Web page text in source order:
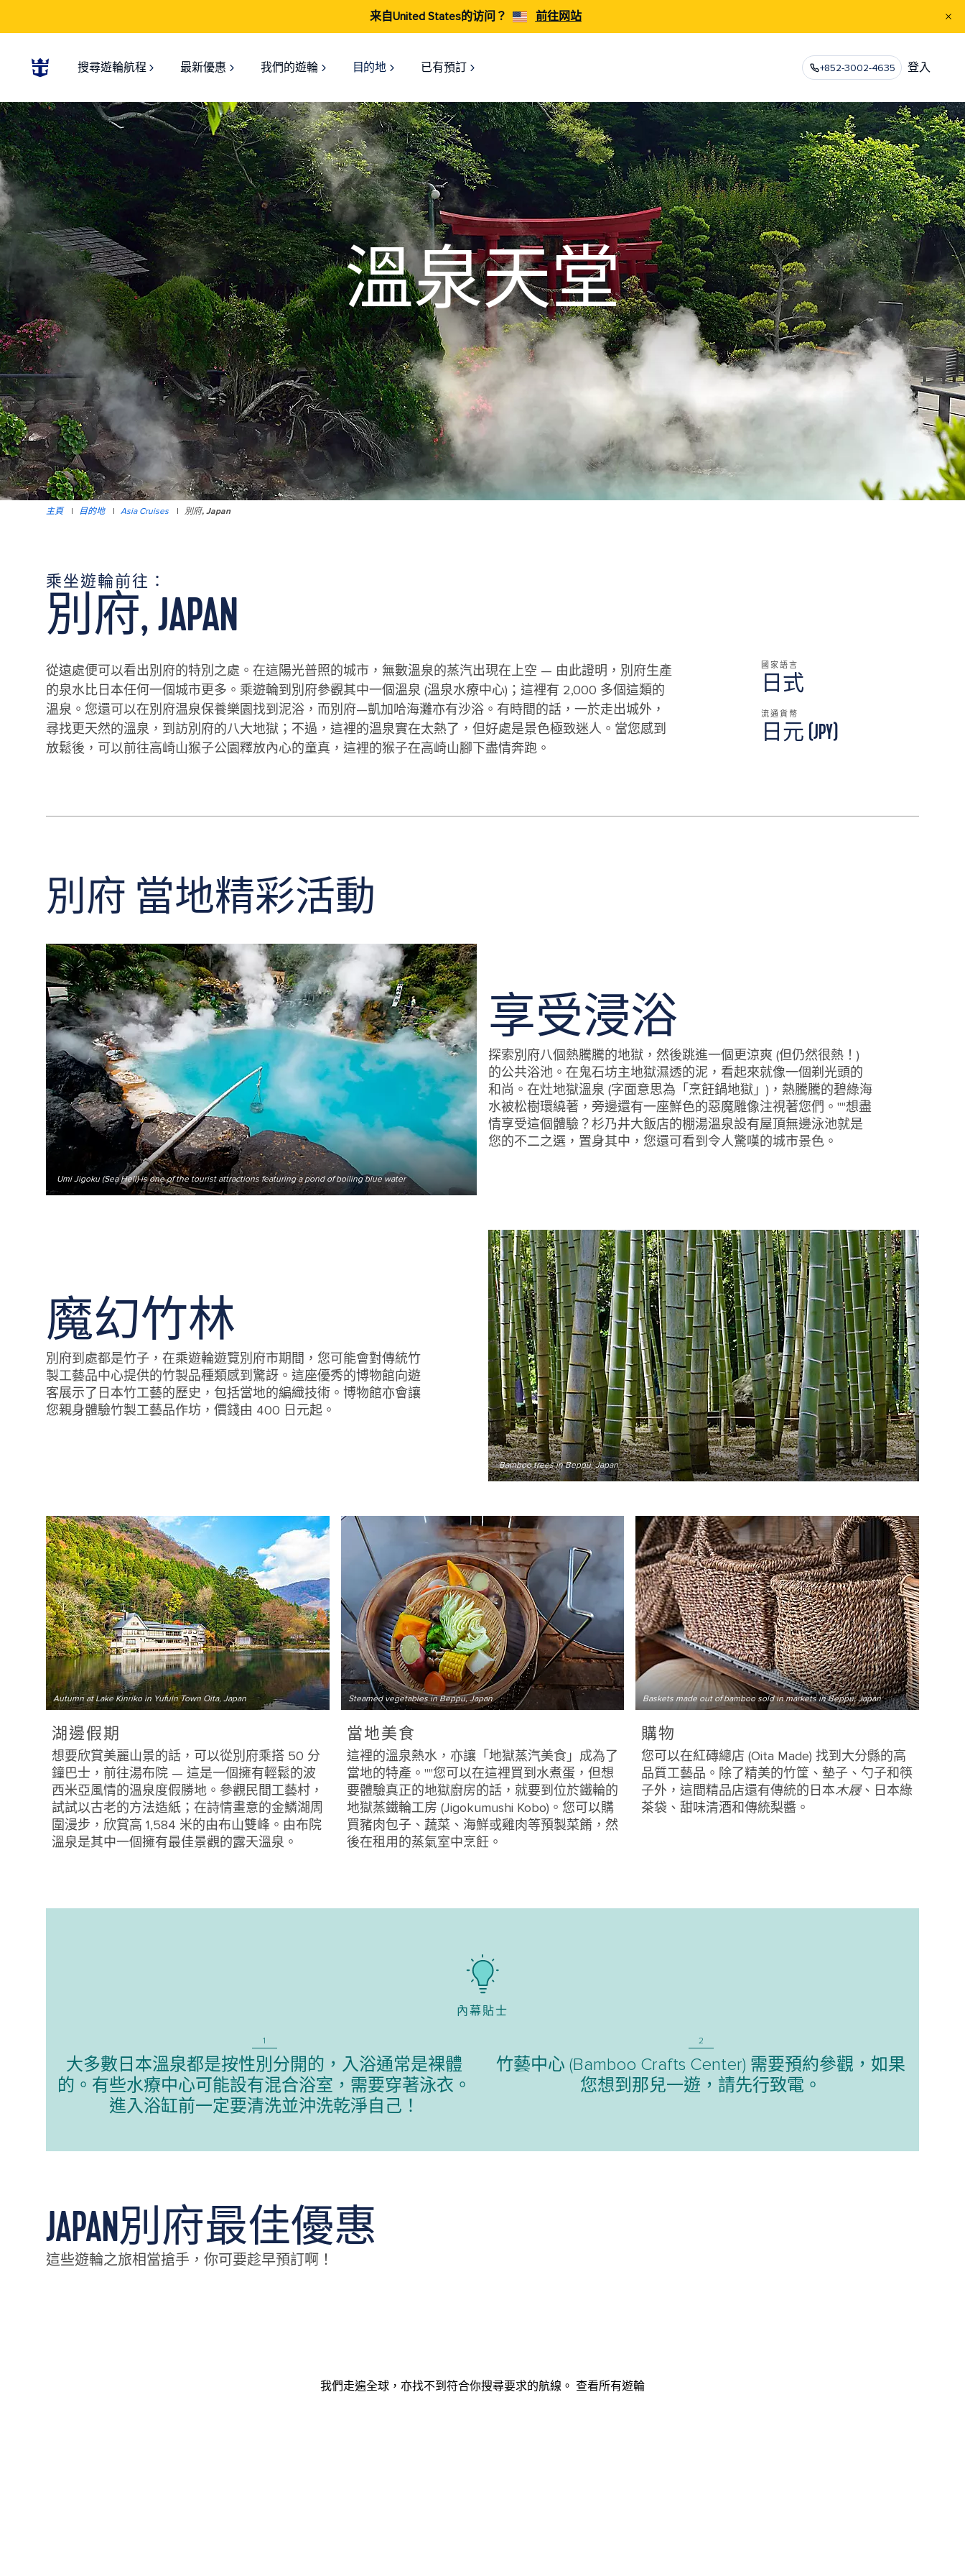
来自United States的访问？ 前往网站
搜尋遊輪航程 最新優惠 我們的遊輪 目的地 已有預訂 +852-3002-4635 登入
溫泉天堂
主頁 | 目的地 | Asia Cruises | 別府, Japan
乘坐遊輪前往：
別府, JAPAN
從遠處便可以看出別府的特別之處。在這陽光普照的城市，無數溫泉的蒸汽出現在上空 — 由此證明，別府生產
的泉水比日本任何一個城市更多。乘遊輪到別府參觀其中一個溫泉 (溫泉水療中心)；這裡有 2,000 多個這類的
溫泉。您還可以在別府温泉保養樂園找到泥浴，而別府—凱加哈海灘亦有沙浴。有時間的話，一於走出城外，
尋找更天然的溫泉，到訪別府的八大地獄；不過，這裡的溫泉實在太熱了，但好處是景色極致迷人。當您感到
放鬆後，可以前往高崎山猴子公園釋放內心的童真，這裡的猴子在高崎山腳下盡情奔跑。
國家語言
日式
流通貨幣
日元 (JPY)
別府 當地精彩活動
Umi Jigoku (Sea Hell) is one of the tourist attractions featuring a pond of boiling blue water
享受浸浴
探索別府八個熱騰騰的地獄，然後跳進一個更涼爽 (但仍然很熱！)
的公共浴池。在鬼石坊主地獄濕透的泥，看起來就像一個剃光頭的
和尚。在灶地獄溫泉 (字面意思為「烹飪鍋地獄」)，熱騰騰的碧綠海
水被松樹環繞著，旁邊還有一座鮮色的惡魔雕像注視著您們。""想盡
情享受這個體驗？杉乃井大飯店的棚湯溫泉設有屋頂無邊泳池就是
您的不二之選，置身其中，您還可看到令人驚嘆的城市景色。
Bamboo trees in Beppu, Japan
魔幻竹林
別府到處都是竹子，在乘遊輪遊覽別府市期間，您可能會對傳統竹
製工藝品中心提供的竹製品種類感到驚訝。這座優秀的博物館向遊
客展示了日本竹工藝的歷史，包括當地的編織技術。博物館亦會讓
您親身體驗竹製工藝品作坊，價錢由 400 日元起。
Autumn at Lake Kinriko in Yufuin Town Oita, Japan
湖邊假期
想要欣賞美麗山景的話，可以從別府乘搭 50 分
鐘巴士，前往湯布院 — 這是一個擁有輕鬆的波
西米亞風情的溫泉度假勝地。參觀民間工藝村，
試試以古老的方法造紙；在詩情畫意的金鱗湖周
圍漫步，欣賞高 1,584 米的由布山雙峰。由布院
溫泉是其中一個擁有最佳景觀的露天溫泉。
Steamed vegetables in Beppu, Japan
當地美食
這裡的溫泉熱水，亦讓「地獄蒸汽美食」成為了
當地的特產。""您可以在這裡買到水煮蛋，但想
要體驗真正的地獄廚房的話，就要到位於鐵輪的
地獄蒸鐵輪工房 (Jigokumushi Kobo)。您可以購
買豬肉包子、蔬菜、海鮮或雞肉等預製菜餚，然
後在租用的蒸氣室中烹飪。
Baskets made out of bamboo sold in markets in Beppu, Japan
購物
您可以在紅磚總店 (Oita Made) 找到大分縣的高
品質工藝品。除了精美的竹筐、墊子、勺子和筷
子外，這間精品店還有傳統的日本木屐、日本綠
茶袋、甜味清酒和傳統梨醬。
內幕貼士
1
大多數日本溫泉都是按性別分開的，入浴通常是裸體
的。有些水療中心可能設有混合浴室，需要穿著泳衣。
進入浴缸前一定要清洗並沖洗乾淨自己！
2
竹藝中心 (Bamboo Crafts Center) 需要預約參觀，如果
您想到那兒一遊，請先行致電。
JAPAN別府最佳優惠
這些遊輪之旅相當搶手，你可要趁早預訂啊！
我們走遍全球，亦找不到符合你搜尋要求的航線。 查看所有遊輪